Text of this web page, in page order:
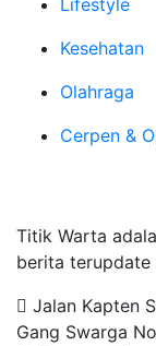
Lifestyle
Kesehatan
Olahraga
Cerpen &
Titik Warta
berita terupdate
Jalan Kapten
Gang Swarga